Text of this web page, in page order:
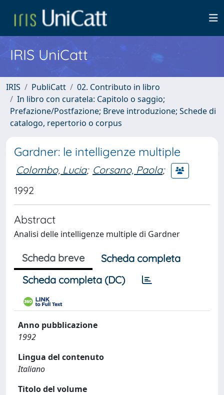
IRIS UniCatt
IRIS PubliCatt
02. Contributo in libro
In libro con curatela: Capitolo o saggio;
Prefazione/Postfazione; Breve introduzione; Schede di
catalogo, repertorio o corpus
Gardner: le intelligenze multiple
Colombo, Lucia; Corsano, Paola;
1992
Abstract
Analisi delle intelligenze multiple di Gardner
Scheda breve
Scheda completa
Scheda completa (DC)
Anno pubblicazione
1992
Lingua del contenuto
Italiano
Titolo del volume